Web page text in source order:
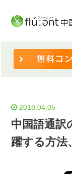
中国語通訳の実
2018.04.05
中国語通訳
躍する方法